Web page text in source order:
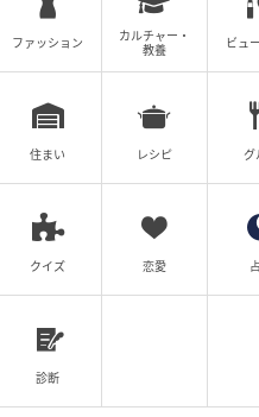
産んだら幸せになりました
尾持トモ
全
ー情報
関西在住。アルバイトと漫画を
や周りの人の身に起きた出来事
ッと話など…。 きっと共感でき
る漫画を、インスタとブログで
ファッション
カルチャー・
教養
ビュ
住まい レシピ グ
クイズ 恋愛
診断